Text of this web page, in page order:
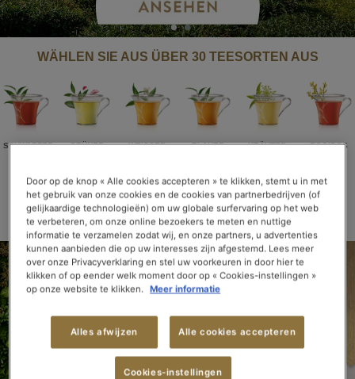
WÄHLEN SIE AUS ÜBER 30 TEESORTEN AUS
SCHWARZER
GRÜNER
WEISSER
BLAUER
KRÄUTER-
ROOIBOS
> ALLE TEES & AUFGÜSSE ANSEHEN
Door op de knop « Alle cookies accepteren » te klikken, stemt u in met
het gebruik van onze cookies en de cookies van partnerbedrijven (of
gelijkaardige technologieën) om uw globale surfervaring op het web
te verbeteren, om onze online bezoekers te meten en nuttige
informatie te verzamelen zodat wij, en onze partners, u advertenties
kunnen aanbieden die op uw interesses zijn afgestemd. Lees meer
over onze Privacyverklaring en stel uw voorkeuren in door hier te
klikken of op eender welk moment door op « Cookies-instellingen »
op onze website te klikken. Meer informatie
Alles afwijzen Alle cookies accepteren
Cookies-instellingen